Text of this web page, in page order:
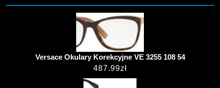
Versace Okulary Korekcyjne VE 3255 108 54
487.99zł